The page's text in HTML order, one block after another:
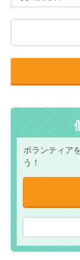
ボランティア
う！